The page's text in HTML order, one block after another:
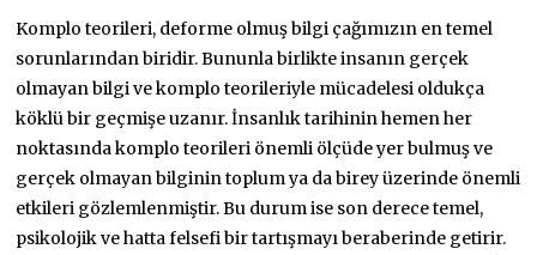
Komplo teorileri, deforme olmuş bilgi çağımızın en temel
sorunlarından biridir. Bununla birlikte insanın gerçek
olmayan bilgi ve komplo teorileriyle mücadelesi oldukça
köklü bir geçmişe uzanır. İnsanlık tarihinin hemen her
noktasında komplo teorileri önemli ölçüde yer bulmuş ve
gerçek olmayan bilginin toplum ya da birey üzerinde önemli
etkileri gözlemlenmiştir. Bu durum ise son derece temel,
psikolojik ve hatta felsefi bir tartışmayı beraberinde getirir.